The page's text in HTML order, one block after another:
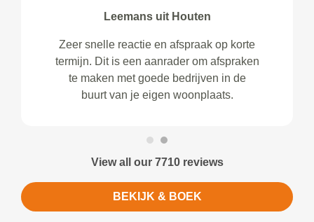
Leemans uit Houten
Zeer snelle reactie en afspraak op korte
termijn. Dit is een aanrader om afspraken
te maken met goede bedrijven in de
buurt van je eigen woonplaats.
View all our 7710 reviews
BEKIJK & BOEK